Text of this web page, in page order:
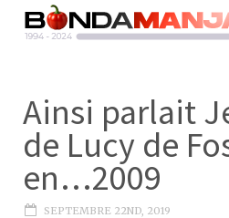
Ainsi parlait
de Lucy de
en…2009
SEPTEMBRE 22ND, 2019